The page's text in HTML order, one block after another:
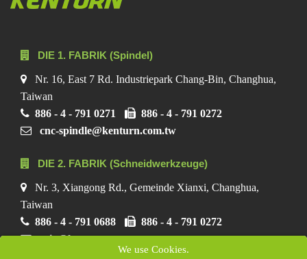
We use Cookies.
DIE 1. FABRIK (Spindel)
Nr. 16, East 7 Rd. Industriepark Chang-Bin, Changhua,
Taiwan
886 - 4 - 791 0271
886 - 4 - 791 0272
cnc-spindle@kenturn.com.tw
DIE 2. FABRIK (Schneidwerkzeuge)
Nr. 3, Xiangong Rd., Gemeinde Xianxi, Changhua,
Taiwan
886 - 4 - 791 0688
886 - 4 - 791 0272
ecio@kenturn.com.tw